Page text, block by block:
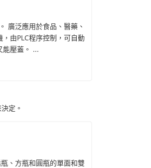
廣泛應用於食品、醫藥、
由PLC程序控制，可自動
能壓蓋。 ...
定。
、方瓶和圓瓶的單面和雙